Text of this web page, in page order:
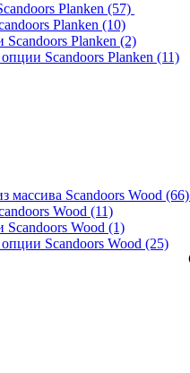
Planken (57)
Planken (10)
Planken (2)
Scandoors Planken (11)
массива Scandoors Wood (66)
Wood (11)
Wood (1)
Scandoors Wood (25)